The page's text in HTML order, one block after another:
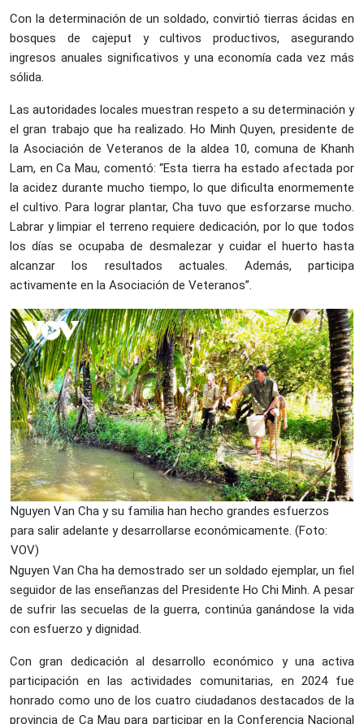
Con la determinación de un soldado, convirtió tierras ácidas en
bosques de cajeput y cultivos productivos, asegurando
ingresos anuales significativos y una economía cada vez más
sólida.
Las autoridades locales muestran respeto a su determinación y
el gran trabajo que ha realizado. Ho Minh Quyen, presidente de
la Asociación de Veteranos de la aldea 10, comuna de Khanh
Lam, en Ca Mau, comentó: “Esta tierra ha estado afectada por
la acidez durante mucho tiempo, lo que dificulta enormemente
el cultivo. Para lograr plantar, Cha tuvo que esforzarse mucho.
Labrar y limpiar el terreno requiere dedicación, por lo que todos
los días se ocupaba de desmalezar y cuidar el huerto hasta
alcanzar los resultados actuales. Además, participa
activamente en la Asociación de Veteranos”.
Nguyen Van Cha y su familia han hecho grandes esfuerzos
para salir adelante y desarrollarse económicamente. (Foto:
VOV)
Nguyen Van Cha ha demostrado ser un soldado ejemplar, un fiel
seguidor de las enseñanzas del Presidente Ho Chi Minh. A pesar
de sufrir las secuelas de la guerra, continúa ganándose la vida
con esfuerzo y dignidad.
Con gran dedicación al desarrollo económico y una activa
participación en las actividades comunitarias, en 2024 fue
honrado como uno de los cuatro ciudadanos destacados de la
provincia de Ca Mau para participar en la Conferencia Nacional